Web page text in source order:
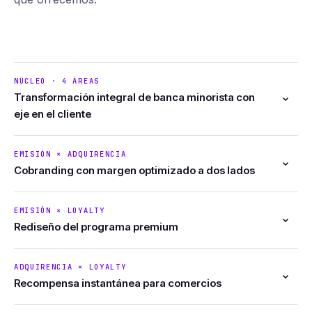
NÚCLEO · 4 ÁREAS
Transformación integral de banca minorista con
eje en el cliente
vez con una sola lectura del cliente, el cambio se sostiene.
EMISIÓN × ADQUIRENCIA
Cobranding con margen optimizado a dos lados
cobranding bancario, alineando interchange, MDR y
revenue share.
EMISIÓN × LOYALTY
Rediseño del programa premium
tarjetas premium, con mecánicas que sostienen el spend.
ADQUIRENCIA × LOYALTY
Recompensa instantánea para comercios